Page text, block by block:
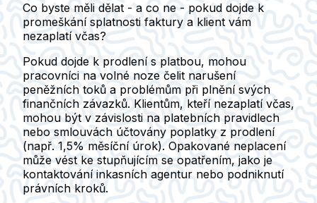
Co byste měli dělat - a co ne - pokud dojde k
promeškání splatnosti faktury a klient vám
nezaplatí včas?
Pokud dojde k prodlení s platbou, mohou
pracovníci na volné noze čelit narušení
peněžních toků a problémům při plnění svých
finančních závazků. Klientům, kteří nezaplatí včas,
mohou být v závislosti na platebních pravidlech
nebo smlouvách účtovány poplatky z prodlení
(např. 1,5% měsíční úrok). Opakované neplacení
může vést ke stupňujícím se opatřením, jako je
kontaktování inkasních agentur nebo podniknutí
právních kroků.